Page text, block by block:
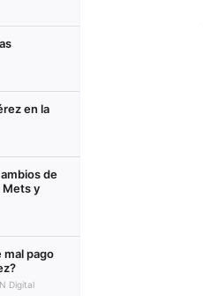
en la
de
Mets y
mal pago
Digital